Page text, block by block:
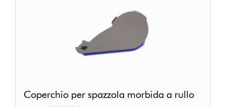
per
Coperchio per spazzola morbida a rullo